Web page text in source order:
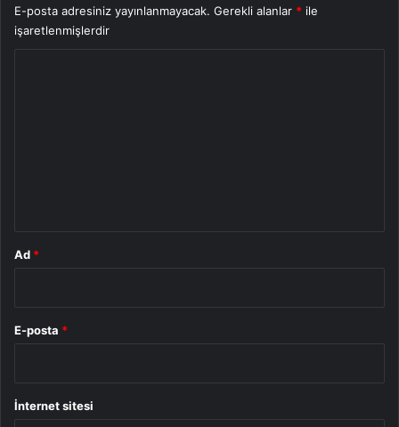
E-posta adresiniz yayınlanmayacak. Gerekli alanlar * ile
işaretlenmişlerdir
Ad *
E-posta *
İnternet sitesi